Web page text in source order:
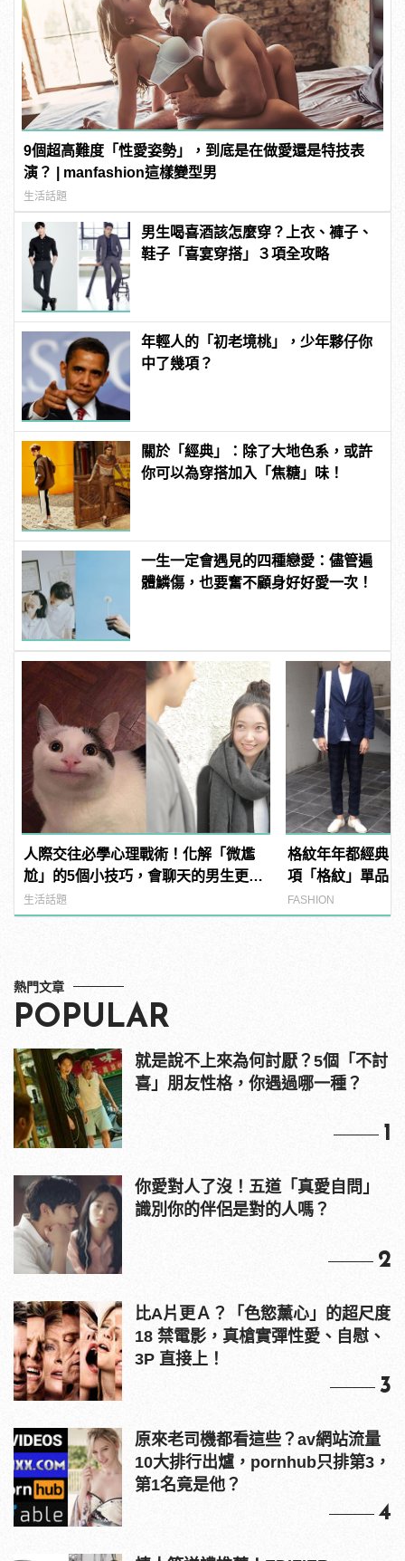
9個超高難度「性愛姿勢」，到底是在做愛還是特技表
演？ | manfashion這樣變型男
生活話題
男生喝喜酒該怎麼穿？上衣、褲子、
鞋子「喜宴穿搭」３項全攻略
年輕人的「初老境桃」，少年夥仔你
中了幾項？
關於「經典」：除了大地色系，或許
你可以為穿搭加入「焦糖」味！
一生一定會遇見的四種戀愛：儘管遍
體鱗傷，也要奮不顧身好好愛一次！
人際交往必學心理戰術！化解「微尷
尬」的5個小技巧，會聊天的男生更有
魅力！ | manfashion這樣變型男
生活話題
格紋年年都經典
項「格紋」單品！
FASHION
熱門文章
POPULAR
就是說不上來為何討厭？5個「不討
喜」朋友性格，你遇過哪一種？
1
你愛對人了沒！五道「真愛自問」
識別你的伴侶是對的人嗎？
2
比A片更Ａ？「色慾薰心」的超尺度
18 禁電影，真槍實彈性愛、自慰、
3P 直接上！
3
原來老司機都看這些？av網站流量
10大排行出爐，pornhub只排第3，
第1名竟是他？
4